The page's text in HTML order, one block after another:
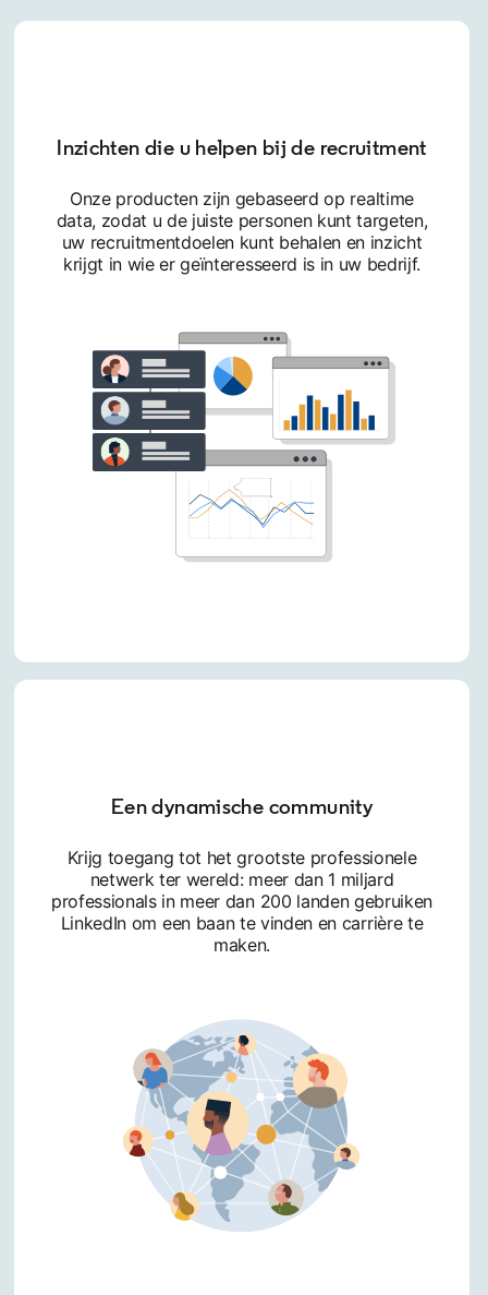
Inzichten die u helpen bij de recruitment
Onze producten zijn gebaseerd op realtime
data, zodat u de juiste personen kunt targeten,
uw recruitmentdoelen kunt behalen en inzicht
krijgt in wie er geïnteresseerd is in uw bedrijf.
Een dynamische community
Krijg toegang tot het grootste professionele
netwerk ter wereld: meer dan 1 miljard
professionals in meer dan 200 landen gebruiken
LinkedIn om een baan te vinden en carrière te
maken.